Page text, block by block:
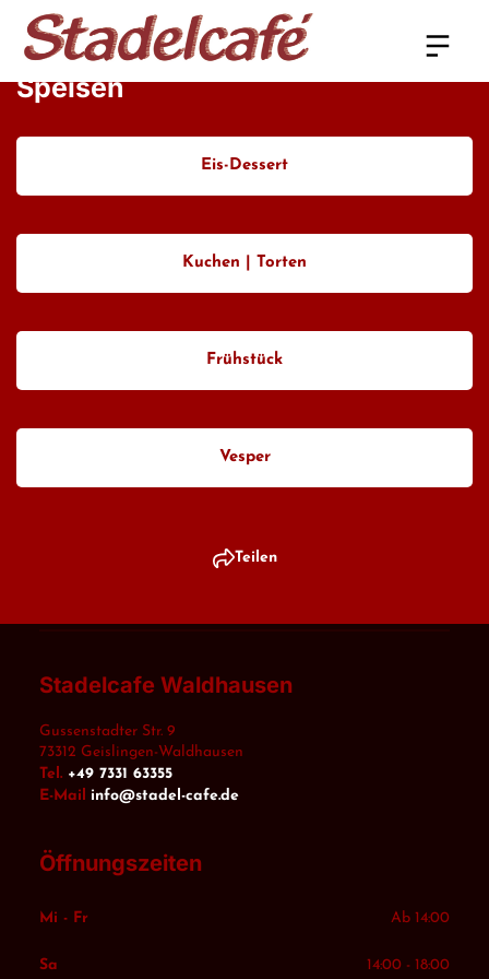
Speisen
Eis-Dessert
Kuchen | Torten
Frühstück
Vesper
Teilen
Stadelcafe Waldhausen
Gussenstadter Str. 9
73312 Geislingen-Waldhausen
Tel. +49 7331 63355
E-Mail
info@stadel-cafe.de
Öffnungszeiten
Mi - Fr Ab 14:00
Sa 14:00 - 18:00